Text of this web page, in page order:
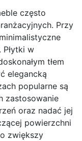
często
Przy
w
tłem
elegancką
popularne są
zastosowanie
oraz nadać jej
powierzchni
zwiększy